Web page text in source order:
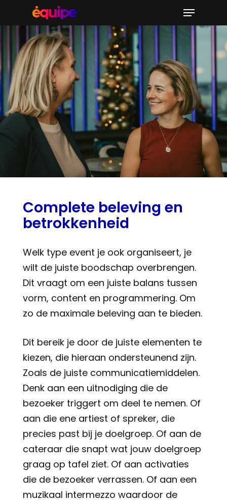
Complete beleving en
betrokkenheid
Welk type event je ook organiseert, je
wilt de juiste boodschap overbrengen.
Dit vraagt om een juiste balans tussen
vorm, content en programmering. Om
zo de maximale beleving aan te bieden.
Dit bereik je door de juiste elementen te
kiezen, die hieraan ondersteunend zijn.
Zoals de juiste communicatiemiddelen.
Denk aan een uitnodiging die de
bezoeker triggert om deel te nemen. Of
aan die ene artiest of spreker, die
precies past bij je doelgroep. Of aan de
cateraar die snapt wat jouw doelgroep
graag op tafel ziet. Of aan activaties
die de bezoeker verrassen. Of aan een
muzikaal intermezzo waardoor de